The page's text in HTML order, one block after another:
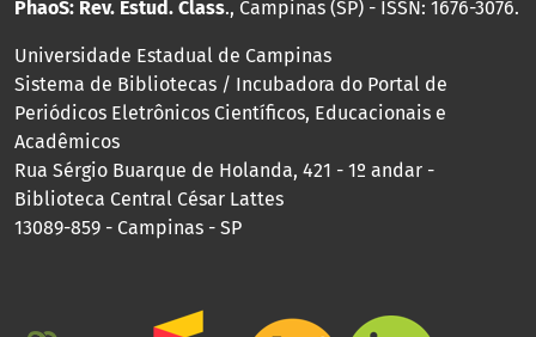
PhaoS: Rev. Estud. Class., Campinas (SP) - ISSN: 1676-3076.
Universidade Estadual de Campinas
Sistema de Bibliotecas / Incubadora do Portal de
Periódicos Eletrônicos Científicos, Educacionais e
Acadêmicos
Rua Sérgio Buarque de Holanda, 421 - 1º andar -
Biblioteca Central César Lattes
13089-859 - Campinas - SP